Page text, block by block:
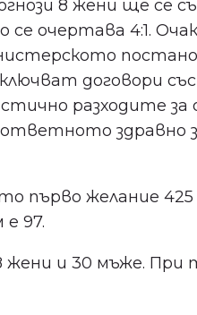
8 жени ще се
очертава 4:1.
договори
разходите за
здравно
първо желание
97.
жени и 30 мъже. При